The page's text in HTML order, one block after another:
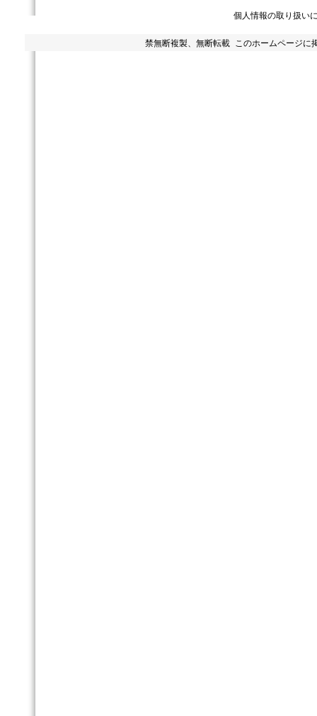
個人情報の取り扱い
禁無断複製、無断転載 このホームページに